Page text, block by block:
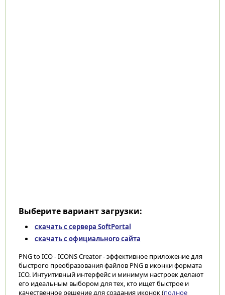
Выберите вариант загрузки:
скачать с сервера SoftPortal
скачать с официального сайта
PNG to ICO - ICONS Creator - эффективное приложение для
быстрого преобразования файлов PNG в иконки формата
ICO. Интуитивный интерфейс и минимум настроек делают
его идеальным выбором для тех, кто ищет быстрое и
качественное решение для создания иконок (полное